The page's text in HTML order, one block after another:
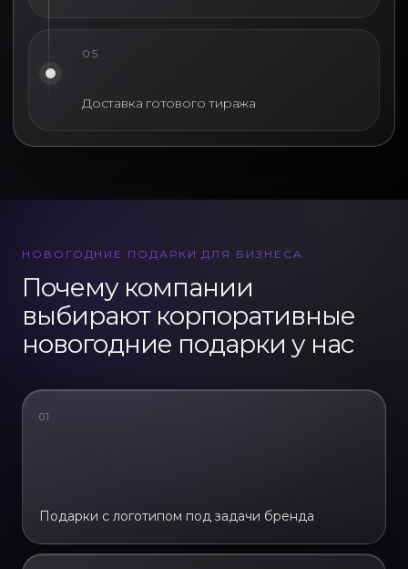
05
Доставка готового тиража
НОВОГОДНИЕ ПОДАРКИ ДЛЯ БИЗНЕСА
Почему компании
выбирают корпоративные
новогодние подарки у нас
01
Подарки с логотипом под задачи бренда